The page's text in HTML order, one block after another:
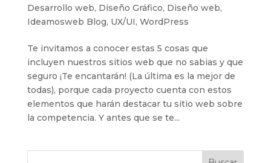
Desarrollo web, Diseño Gráfico, Diseño web,
Ideamosweb Blog, UX/UI, WordPress
Te invitamos a conocer estas 5 cosas que
incluyen nuestros sitios web que no sabias y que
seguro ¡Te encantarán! (La última es la mejor de
todas), porque cada proyecto cuenta con estos
elementos que harán destacar tu sitio web sobre
la competencia. Y antes que se te...